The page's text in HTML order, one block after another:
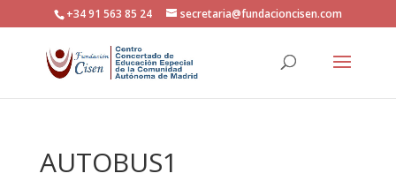
+34 91 563 85 24 secretaria@fundacioncisen.com
AUTOBUS1